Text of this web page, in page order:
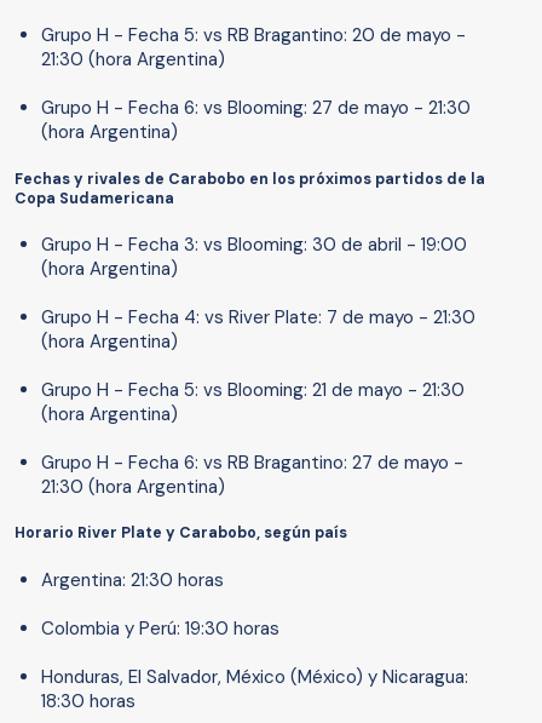
Grupo H - Fecha 5: vs RB Bragantino: 20 de mayo -
21:30 (hora Argentina)
Grupo H - Fecha 6: vs Blooming: 27 de mayo - 21:30
(hora Argentina)
Fechas y rivales de Carabobo en los próximos partidos de la
Copa Sudamericana
Grupo H - Fecha 3: vs Blooming: 30 de abril - 19:00
(hora Argentina)
Grupo H - Fecha 4: vs River Plate: 7 de mayo - 21:30
(hora Argentina)
Grupo H - Fecha 5: vs Blooming: 21 de mayo - 21:30
(hora Argentina)
Grupo H - Fecha 6: vs RB Bragantino: 27 de mayo -
21:30 (hora Argentina)
Horario River Plate y Carabobo, según país
Argentina: 21:30 horas
Colombia y Perú: 19:30 horas
Honduras, El Salvador, México (México) y Nicaragua:
18:30 horas